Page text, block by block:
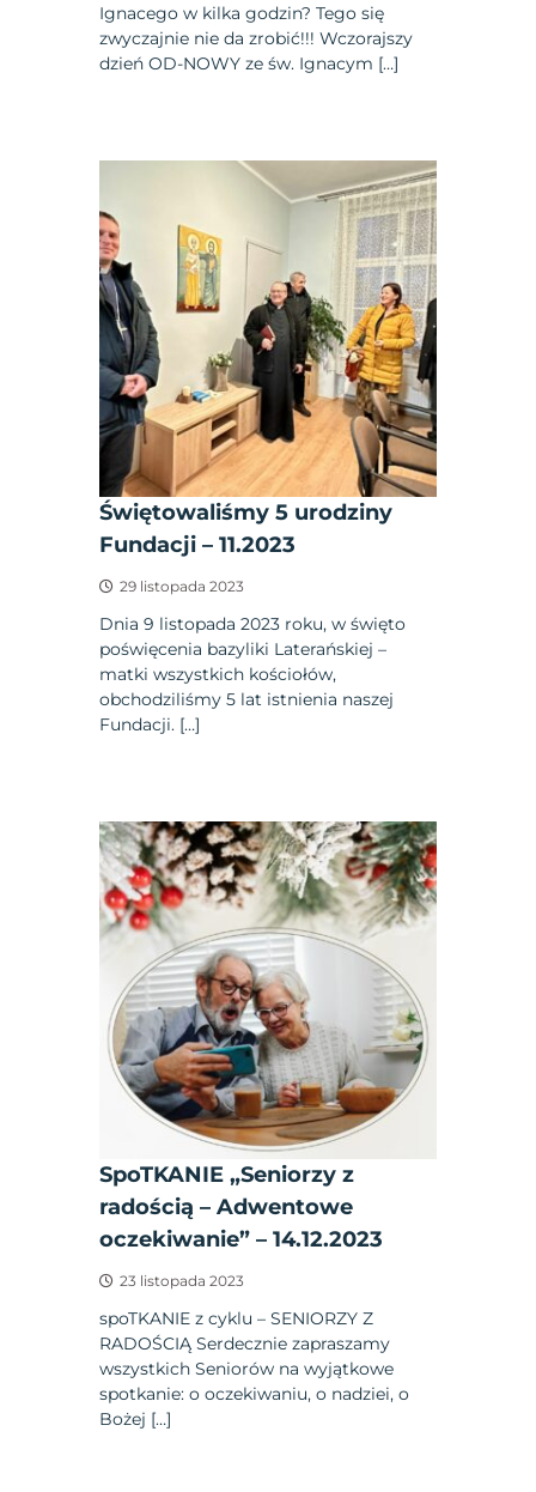
Ignacego w kilka godzin? Tego się
zwyczajnie nie da zrobić!!! Wczorajszy
dzień OD-NOWY ze św. Ignacym […]
Świętowaliśmy 5 urodziny
Fundacji – 11.2023
29 listopada 2023
Dnia 9 listopada 2023 roku, w święto
poświęcenia bazyliki Laterańskiej –
matki wszystkich kościołów,
obchodziliśmy 5 lat istnienia naszej
Fundacji. […]
SpoTKANIE „Seniorzy z
radością – Adwentowe
oczekiwanie” – 14.12.2023
23 listopada 2023
spoTKANIE z cyklu – SENIORZY Z
RADOŚCIĄ Serdecznie zapraszamy
wszystkich Seniorów na wyjątkowe
spotkanie: o oczekiwaniu, o nadziei, o
Bożej […]